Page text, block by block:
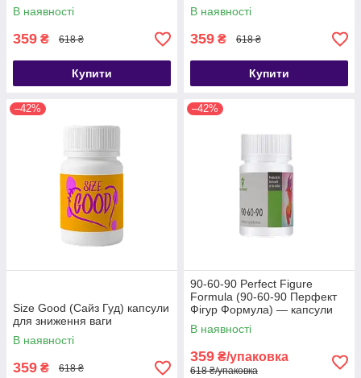
В наявності
359 ₴ 618 ₴
Купити
В наявності
359 ₴ 618 ₴
Купити
–42%
Size Good (Сайз Гуд) капсули
для зниження ваги
В наявності
359 ₴ 618 ₴
–42%
90-60-90 Perfect Figure
Formula (90-60-90 Перфект
Фігур Формула) — капсули
для схуднення
В наявності
359 ₴/упаковка
618 ₴/упаковка